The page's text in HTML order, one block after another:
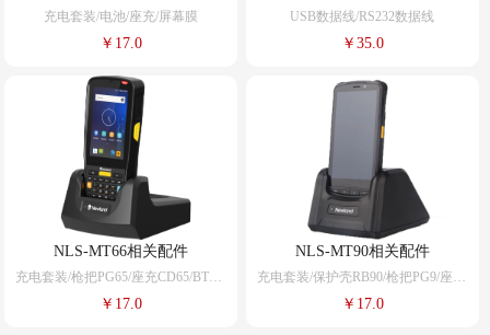
充电套装/电池/座充/屏幕膜
￥17.0
USB数据线/RS232数据线
￥35.0
NLS-MT66相关配件
充电套装/枪把PG65/座充CD65/BTY61电池/屏幕膜
￥17.0
NLS-MT90相关配件
充电套装/保护壳RB90/枪把PG9/座充CD90/BTY90电池/屏幕膜
￥17.0